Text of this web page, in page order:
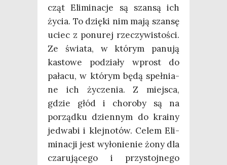
cząt Eli­mi­na­cje są szan­są ich
życia. To dzię­ki nim mają szan­sę
uciec z ponu­rej rze­czy­wi­sto­ści.
Ze świa­ta, w któ­rym panu­ją
kasto­we podzia­ły wprost do
pała­cu, w któ­rym będą speł­nia­
ne ich życze­nia. Z miej­sca,
gdzie głód i cho­ro­by są na
porząd­ku dzien­nym do kra­iny
jedwa­bi i klej­no­tów. Celem Eli­
mi­na­cji jest wyło­nie­nie żony dla
cza­ru­ją­ce­go i przy­stoj­ne­go